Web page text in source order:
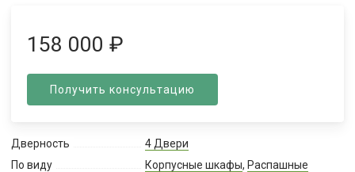
158 000 ₽
Получить консультацию
Дверность
4 Двери
По виду
Корпусные шкафы, Распашные